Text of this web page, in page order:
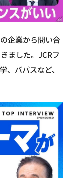
企業から問い合
ました。JCRフ
、パパスなど、